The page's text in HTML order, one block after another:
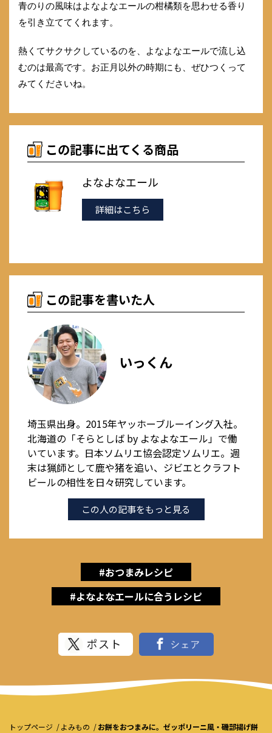
青のりの風味はよなよなエールの柑橘類を思わせる香り
を引き立ててくれます。
熱くてサクサクしているのを、よなよなエールで流し込
むのは最高です。お正月以外の時期にも、ぜひつくって
みてくださいね。
この記事に出てくる商品
よなよなエール
詳細はこちら
この記事を書いた人
いっくん
埼玉県出身。2015年ヤッホーブルーイング入社。
北海道の「そらとしば by よなよなエール」で働
いています。日本ソムリエ協会認定ソムリエ。週
末は猟師として鹿や猪を追い、ジビエとクラフト
ビールの相性を日々研究しています。
この人の記事をもっと見る
#おつまみレシピ
#よなよなエールに合うレシピ
トップページ よみもの お餅をおつまみに。ゼッポリーニ風・磯部揚げ餅